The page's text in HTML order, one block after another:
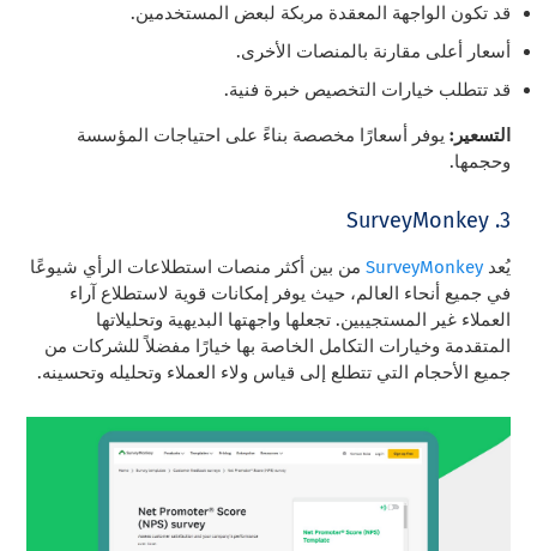
قد تكون الواجهة المعقدة مربكة لبعض المستخدمين.
أسعار أعلى مقارنة بالمنصات الأخرى.
قد تتطلب خيارات التخصيص خبرة فنية.
التسعير: يوفر أسعارًا مخصصة بناءً على احتياجات المؤسسة
وحجمها.
3. SurveyMonkey
يُعدSurveyMonkey من بين أكثر منصات استطلاعات الرأي شيوعًا
في جميع أنحاء العالم، حيث يوفر إمكانات قوية لاستطلاع آراء
العملاء غير المستجيبين. تجعلها واجهتها البديهية وتحليلاتها
المتقدمة وخيارات التكامل الخاصة بها خيارًا مفضلاً للشركات من
جميع الأحجام التي تتطلع إلى قياس ولاء العملاء وتحليله وتحسينه.